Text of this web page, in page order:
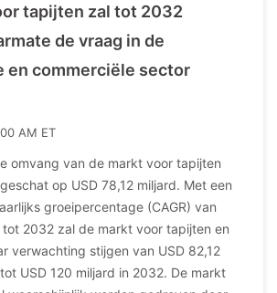
tapijten zal tot 2032
de vraag in de
en commerciële sector
AM ET
omvang van de markt voor tapijten
op USD 78,12 miljard. Met een
groeipercentage (CAGR) van
2032 zal de markt voor tapijten en
verwachting stijgen van USD 82,12
USD 120 miljard in 2032. De markt